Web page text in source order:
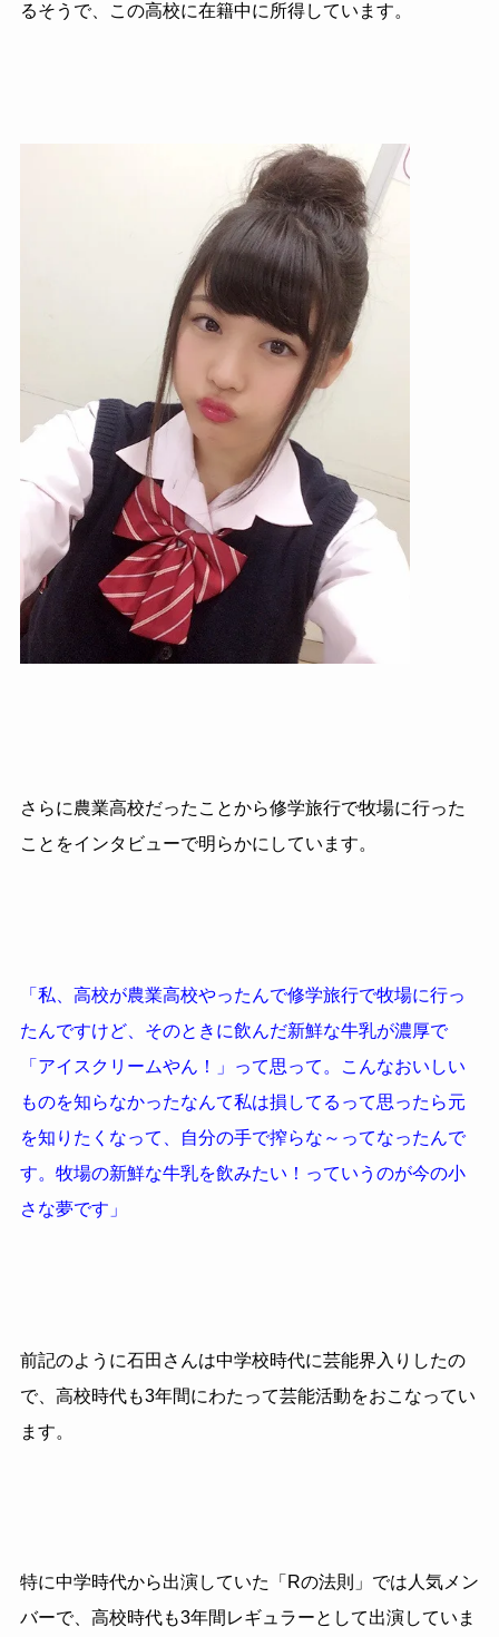
るそうで、この高校に在籍中に所得しています。
さらに農業高校だったことから修学旅行で牧場に行った
ことをインタビューで明らかにしています。
「私、高校が農業高校やったんで修学旅行で牧場に行っ
たんですけど、そのときに飲んだ新鮮な牛乳が濃厚で
「アイスクリームやん！」って思って。こんなおいしい
ものを知らなかったなんて私は損してるって思ったら元
を知りたくなって、自分の手で搾らな～ってなったんで
す。牧場の新鮮な牛乳を飲みたい！っていうのが今の小
さな夢です」
前記のように石田さんは中学校時代に芸能界入りしたの
で、高校時代も3年間にわたって芸能活動をおこなってい
ます。
特に中学時代から出演していた「Rの法則」では人気メン
バーで、高校時代も3年間レギュラーとして出演していま